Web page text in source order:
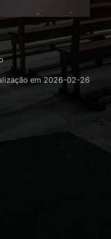
em 2026-02-26